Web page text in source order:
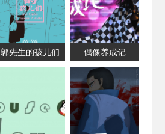
郭先生的孩儿们 偶像养成记